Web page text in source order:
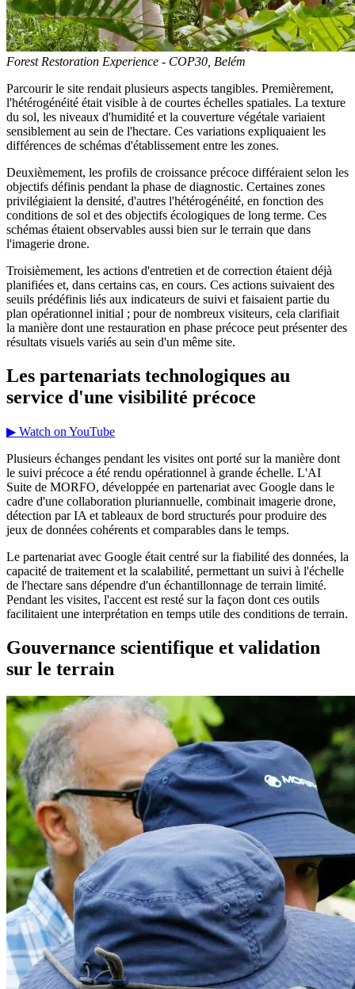
Forest Restoration Experience - COP30, Belém
Parcourir le site rendait plusieurs aspects tangibles. Premièrement,
l'hétérogénéité était visible à de courtes échelles spatiales. La texture
du sol, les niveaux d'humidité et la couverture végétale variaient
sensiblement au sein de l'hectare. Ces variations expliquaient les
différences de schémas d'établissement entre les zones.
Deuxièmement, les profils de croissance précoce différaient selon les
objectifs définis pendant la phase de diagnostic. Certaines zones
privilégiaient la densité, d'autres l'hétérogénéité, en fonction des
conditions de sol et des objectifs écologiques de long terme. Ces
schémas étaient observables aussi bien sur le terrain que dans
l'imagerie drone.
Troisièmement, les actions d'entretien et de correction étaient déjà
planifiées et, dans certains cas, en cours. Ces actions suivaient des
seuils prédéfinis liés aux indicateurs de suivi et faisaient partie du
plan opérationnel initial ; pour de nombreux visiteurs, cela clarifiait
la manière dont une restauration en phase précoce peut présenter des
résultats visuels variés au sein d'un même site.
Les partenariats technologiques au
service d'une visibilité précoce
▶ Watch on YouTube
Plusieurs échanges pendant les visites ont porté sur la manière dont
le suivi précoce a été rendu opérationnel à grande échelle. L'AI
Suite de MORFO, développée en partenariat avec Google dans le
cadre d'une collaboration pluriannuelle, combinait imagerie drone,
détection par IA et tableaux de bord structurés pour produire des
jeux de données cohérents et comparables dans le temps.
Le partenariat avec Google était centré sur la fiabilité des données, la
capacité de traitement et la scalabilité, permettant un suivi à l'échelle
de l'hectare sans dépendre d'un échantillonnage de terrain limité.
Pendant les visites, l'accent est resté sur la façon dont ces outils
facilitaient une interprétation en temps utile des conditions de terrain.
Gouvernance scientifique et validation
sur le terrain